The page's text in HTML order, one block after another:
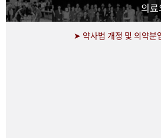
의
➤ 약사법 개정 및 의약분